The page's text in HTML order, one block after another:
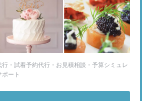
・試着予約代行・お見積相談・予算シミュレ
ート